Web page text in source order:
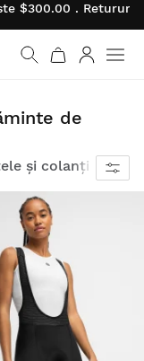
$300.00 .
de
și colanți